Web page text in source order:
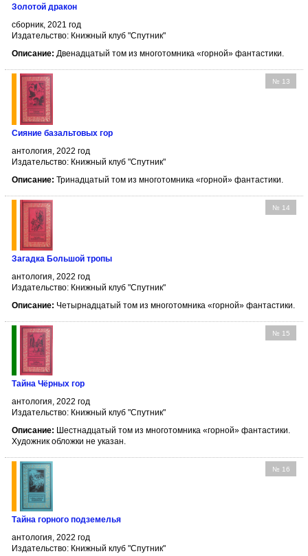
Золотой дракон
сборник, 2021 год
Издательство: Книжный клуб "Спутник"
Описание: Двенадцатый том из многотомника «горной» фантастики.
№ 13
Сияние базальтовых гор
антология, 2022 год
Издательство: Книжный клуб "Спутник"
Описание: Тринадцатый том из многотомника «горной» фантастики.
№ 14
Загадка Большой тропы
антология, 2022 год
Издательство: Книжный клуб "Спутник"
Описание: Четырнадцатый том из многотомника «горной» фантастики.
№ 15
Тайна Чёрных гор
антология, 2022 год
Издательство: Книжный клуб "Спутник"
Описание: Шестнадцатый том из многотомника «горной» фантастики.
Художник обложки не указан.
№ 16
Тайна горного подземелья
антология, 2022 год
Издательство: Книжный клуб "Спутник"